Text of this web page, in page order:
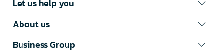
Let us help you
About us
Business Group